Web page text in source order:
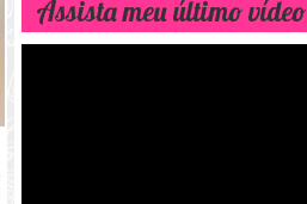
Assista meu último vídeo